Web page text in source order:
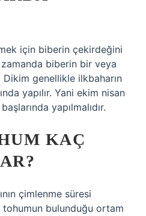
için biberin çekirdeğini
zamanda biberin bir veya
genellikle ilkbaharın
yapılır. Yani ekim nisan
yapılmalıdır.
KAÇ
çimlenme süresi
tohumun bulunduğu ortam